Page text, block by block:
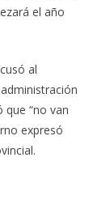
el año
al
que “no van
expresó